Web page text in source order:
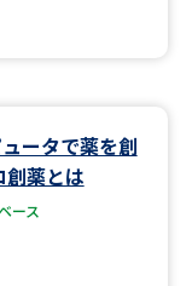
ータで薬を創
創薬とは
ース